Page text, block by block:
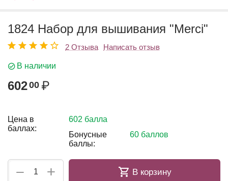
1824 Набор для вышивания "Merсi"
2 Отзыва Написать отзыв
В наличии
60200 ₽
Цена в
баллах:
602 балла
Бонусные
баллы:
60 баллов
+
− В корзину